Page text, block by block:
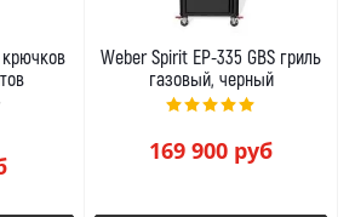
Weber Spirit EP-335 GBS гриль
газовый, черный
169 900 руб